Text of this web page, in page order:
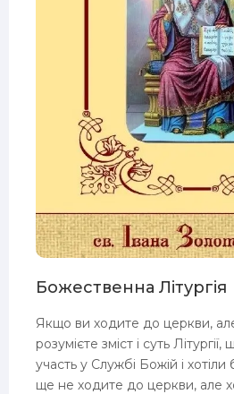
Божественна Літургія
Якщо ви ходите до церкви,
розумієте зміст і суть
участь у Службі Божій і хотіли
ще не ходите до церкви, але